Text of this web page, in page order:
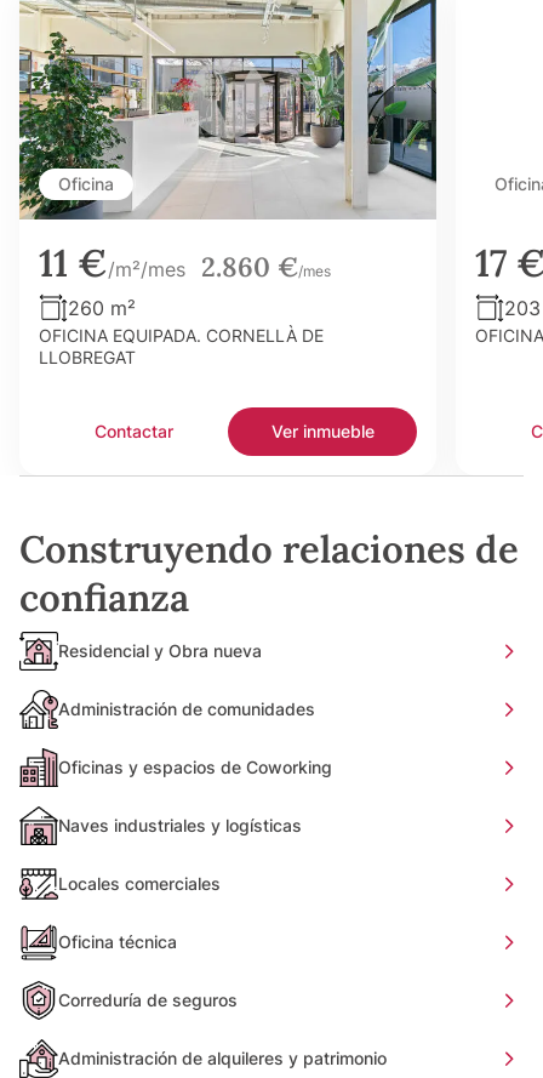
Oficina
11 €/m²/mes 2.860 €/mes
260 m²
OFICINA EQUIPADA. CORNELLÀ DE
LLOBREGAT
Contactar Ver inmueble
17
Construyendo relaciones de
confianza
Residencial y Obra nueva
Administración de comunidades
Oficinas y espacios de Coworking
Naves industriales y logísticas
Locales comerciales
Oficina técnica
Correduría de seguros
Administración de alquileres y patrimonio